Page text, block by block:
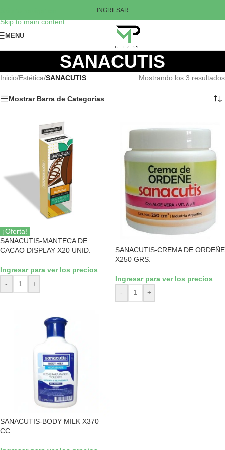
Skip to main content
INGRESAR
MENU
SANACUTIS
Inicio/Estética/SANACUTIS Mostrando los 3 resultados
Mostrar Barra de Categorías
¡Oferta!
SANACUTIS-MANTECA DE
CACAO DISPLAY X20 UNID.
Ingresar para ver los precios
-
+
SANACUTIS-CREMA DE ORDEÑE
X250 GRS.
Ingresar para ver los precios
-
+
SANACUTIS-BODY MILK X370
CC.